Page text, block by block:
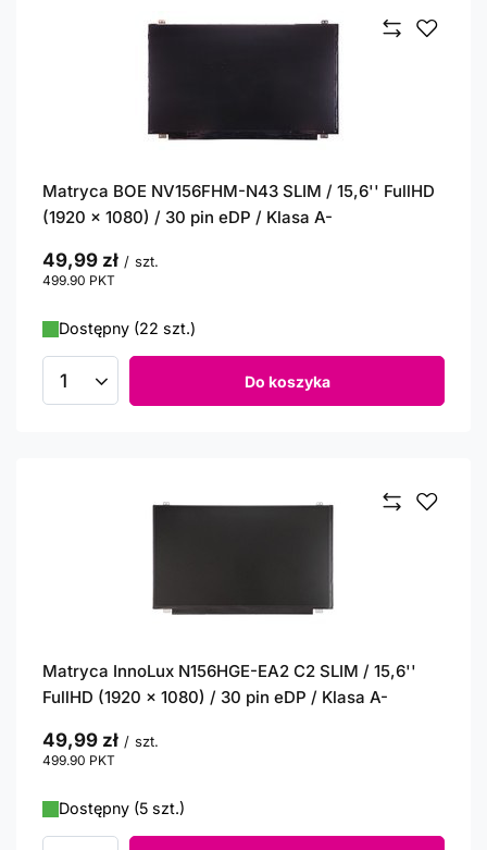
Matryca BOE NV156FHM-N43 SLIM / 15,6'' FullHD
(1920 x 1080) / 30 pin eDP / Klasa A-
49,99 zł / szt.
499.90 PKT
Dostępny (22 szt.)
Ilość produktów Do koszyka
Matryca InnoLux N156HGE-EA2 C2 SLIM / 15,6''
FullHD (1920 x 1080) / 30 pin eDP / Klasa A-
49,99 zł / szt.
499.90 PKT
Dostępny (5 szt.)